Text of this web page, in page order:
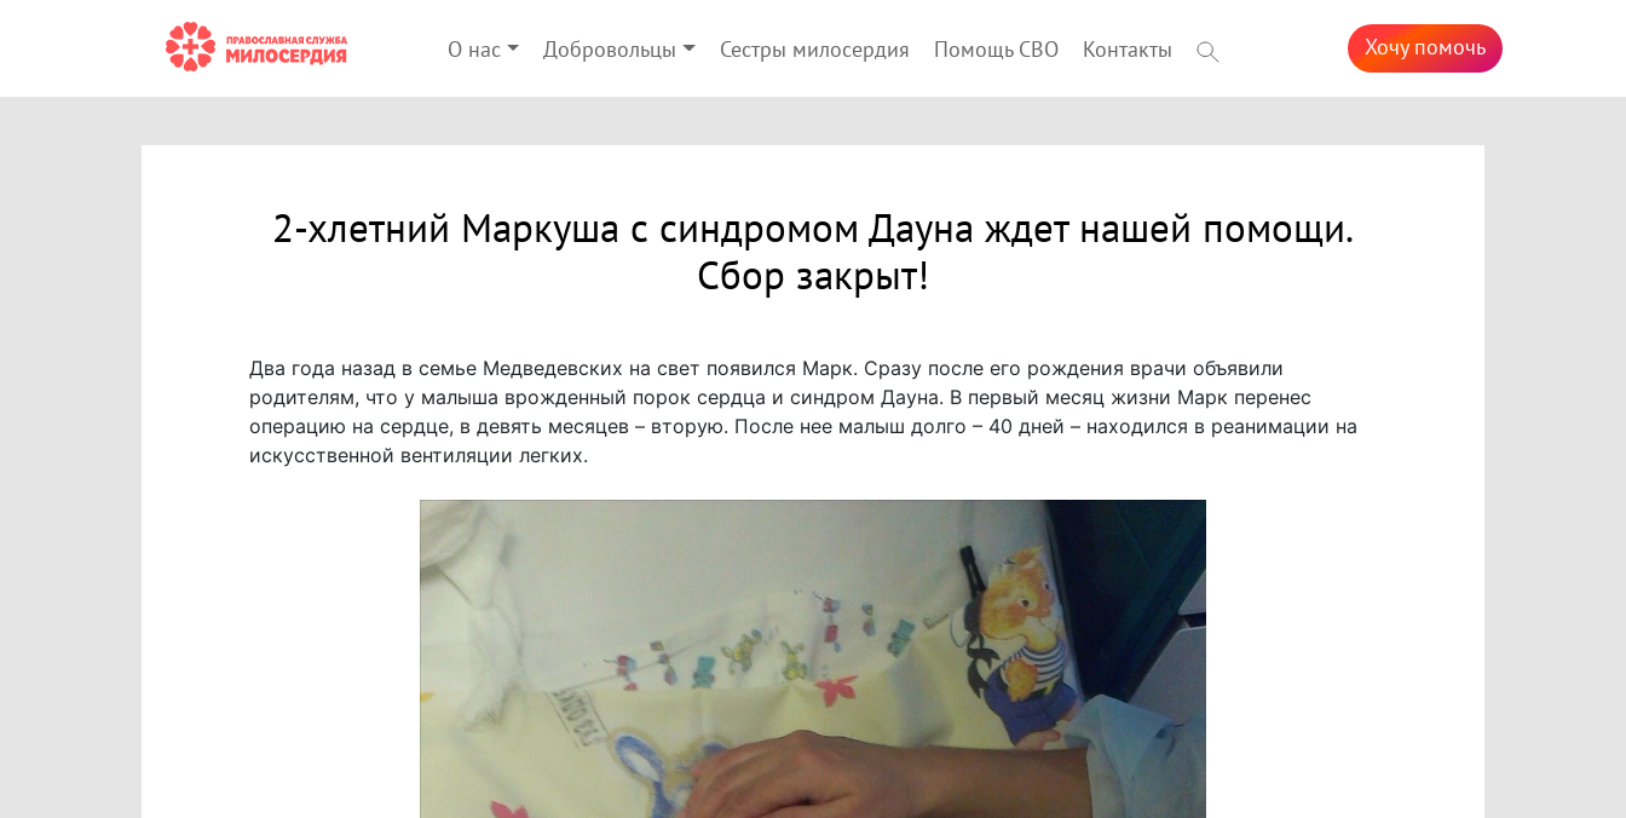
О нас Добровольцы Сестры милосердия Помощь СВО Контакты Хочу помочь
2-хлетний Маркуша с синдромом Дауна ждет нашей помощи.
Сбор закрыт!
Два года назад в семье Медведевских на свет появился Марк. Сразу после его рождения врачи объявили
родителям, что у малыша врожденный порок сердца и синдром Дауна. В первый месяц жизни Марк перенес
операцию на сердце, в девять месяцев – вторую. После нее малыш долго – 40 дней – находился в реанимации на
искусственной вентиляции легких.